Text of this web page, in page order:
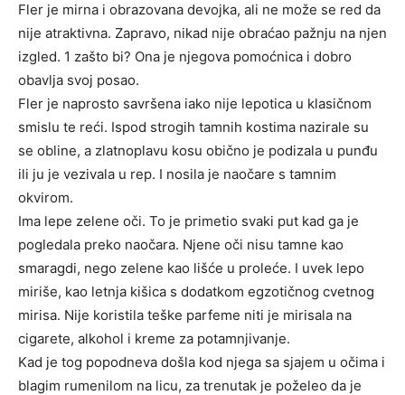
Fler je mirna i obrazovana devojka, ali ne može se red da
nije atraktivna. Zapravo, nikad nije obraćao pažnju na njen
izgled. 1 zašto bi? Ona je njegova pomoćnica i dobro
obavlja svoj posao.
Fler je naprosto savršena iako nije lepotica u klasičnom
smislu te reći. Ispod strogih tamnih kostima nazirale su
se obline, a zlatnoplavu kosu obično je podizala u punđu
ili ju je vezivala u rep. I nosila je naočare s tamnim
okvirom.
Ima lepe zelene oči. To je primetio svaki put kad ga je
pogledala preko naočara. Njene oči nisu tamne kao
smaragdi, nego zelene kao lišće u proleće. I uvek lepo
miriše, kao letnja kišica s dodatkom egzotičnog cvetnog
mirisa. Nije koristila teške parfeme niti je mirisala na
cigarete, alkohol i kreme za potamnjivanje.
Kad je tog popodneva došla kod njega sa sjajem u očima i
blagim rumenilom na licu, za trenutak je poželeo da je